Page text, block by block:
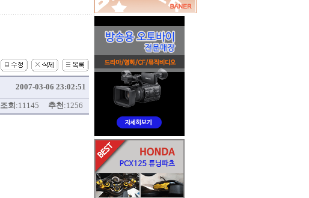
2007-03-06 23:02:51
조회 :11145 추천:1256